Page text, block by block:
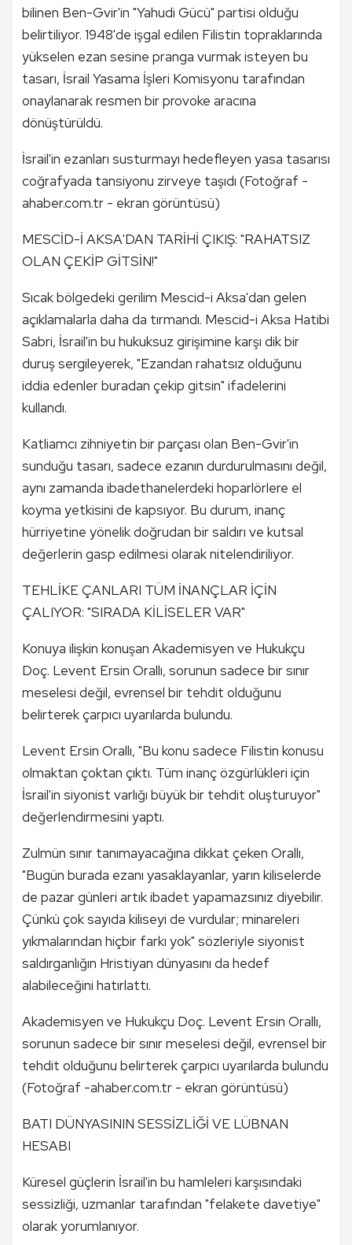
bilinen Ben-Gvir'in "Yahudi Gücü" partisi olduğu
belirtiliyor. 1948'de işgal edilen Filistin topraklarında
yükselen ezan sesine pranga vurmak isteyen bu
tasarı, İsrail Yasama İşleri Komisyonu tarafından
onaylanarak resmen bir provoke aracına
dönüştürüldü.
İsrail'in ezanları susturmayı hedefleyen yasa tasarısı
coğrafyada tansiyonu zirveye taşıdı (Fotoğraf -
ahaber.com.tr - ekran görüntüsü)
MESCİD-İ AKSA'DAN TARİHİ ÇIKIŞ: "RAHATSIZ
OLAN ÇEKİP GİTSİN!"
Sıcak bölgedeki gerilim Mescid-i Aksa'dan gelen
açıklamalarla daha da tırmandı. Mescid-i Aksa Hatibi
Sabri, İsrail'in bu hukuksuz girişimine karşı dik bir
duruş sergileyerek, "Ezandan rahatsız olduğunu
iddia edenler buradan çekip gitsin" ifadelerini
kullandı.
Katliamcı zihniyetin bir parçası olan Ben-Gvir'in
sunduğu tasarı, sadece ezanın durdurulmasını değil,
aynı zamanda ibadethanelerdeki hoparlörlere el
koyma yetkisini de kapsıyor. Bu durum, inanç
hürriyetine yönelik doğrudan bir saldırı ve kutsal
değerlerin gasp edilmesi olarak nitelendiriliyor.
TEHLİKE ÇANLARI TÜM İNANÇLAR İÇİN
ÇALIYOR: "SIRADA KİLİSELER VAR"
Konuya ilişkin konuşan Akademisyen ve Hukukçu
Doç. Levent Ersin Orallı, sorunun sadece bir sınır
meselesi değil, evrensel bir tehdit olduğunu
belirterek çarpıcı uyarılarda bulundu.
Levent Ersin Orallı, "Bu konu sadece Filistin konusu
olmaktan çoktan çıktı. Tüm inanç özgürlükleri için
İsrail'in siyonist varlığı büyük bir tehdit oluşturuyor"
değerlendirmesini yaptı.
Zulmün sınır tanımayacağına dikkat çeken Orallı,
"Bugün burada ezanı yasaklayanlar, yarın kiliselerde
de pazar günleri artık ibadet yapamazsınız diyebilir.
Çünkü çok sayıda kiliseyi de vurdular; minareleri
yıkmalarından hiçbir farkı yok" sözleriyle siyonist
saldırganlığın Hristiyan dünyasını da hedef
alabileceğini hatırlattı.
Akademisyen ve Hukukçu Doç. Levent Ersin Orallı,
sorunun sadece bir sınır meselesi değil, evrensel bir
tehdit olduğunu belirterek çarpıcı uyarılarda bulundu
(Fotoğraf -ahaber.com.tr - ekran görüntüsü)
BATI DÜNYASININ SESSİZLİĞİ VE LÜBNAN
HESABI
Küresel güçlerin İsrail'in bu hamleleri karşısındaki
sessizliği, uzmanlar tarafından "felakete davetiye"
olarak yorumlanıyor.